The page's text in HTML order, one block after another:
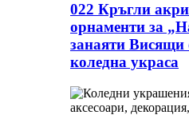
022 Кръгли
орнаменти за
занаяти Висящи
коледна украса